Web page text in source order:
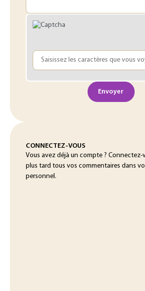
Envoyer
CONNECTEZ-VOUS
Vous avez déjà un compte ?
plus tard tous vos commentaires dans
personnel.